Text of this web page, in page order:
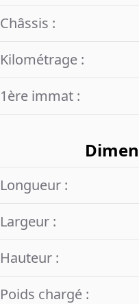
Châssis :
Kilométrage :
1ère immat :
Longueur :
Largeur :
Hauteur :
Poids chargé :